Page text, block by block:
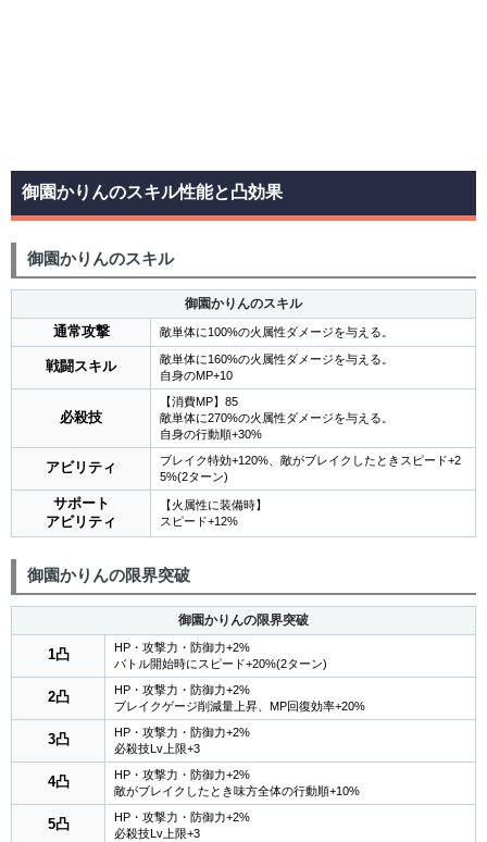
御園かりんのスキル性能と凸効果
御園かりんのスキル
御園かりんのスキル
通常攻撃
敵単体に100%の火属性ダメージを与える。
戦闘スキル
敵単体に160%の火属性ダメージを与える。
自身のMP+10
必殺技
【消費MP】85
敵単体に270%の火属性ダメージを与える。
自身の行動順+30%
アビリティ
ブレイク特効+120%、敵がブレイクしたときスピード+2
5%(2ターン)
サポート
アビリティ
【火属性に装備時】
スピード+12%
御園かりんの限界突破
御園かりんの限界突破
1凸
HP・攻撃力・防御力+2%
バトル開始時にスピード+20%(2ターン)
2凸
HP・攻撃力・防御力+2%
ブレイクゲージ削減量上昇、MP回復効率+20%
3凸
HP・攻撃力・防御力+2%
必殺技Lv上限+3
4凸
HP・攻撃力・防御力+2%
敵がブレイクしたとき味方全体の行動順+10%
5凸
HP・攻撃力・防御力+2%
必殺技Lv上限+3